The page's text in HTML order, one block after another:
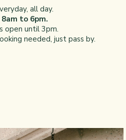
all day.
8am to 6pm.
open until 3pm.
needed, just pass by.